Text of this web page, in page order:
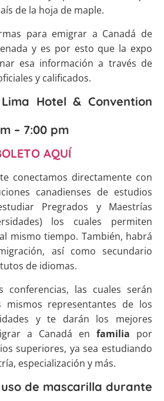
de la hoja de maple.
para emigrar a Canadá de
y es por esto que la expo
esa información a través de
y calificados.
Hotel & Convention
– 7:00 pm
AQUÍ
conectamos directamente con
canadienses de estudios
Pregrados y Maestrías
los cuales permiten
mismo tiempo. También, habrá
así como secundario
de idiomas.
conferencias, las cuales serán
representantes de los
y te darán los mejores
a Canadá en familia por
superiores, ya sea estudiando
especialización y más.
de mascarilla durante